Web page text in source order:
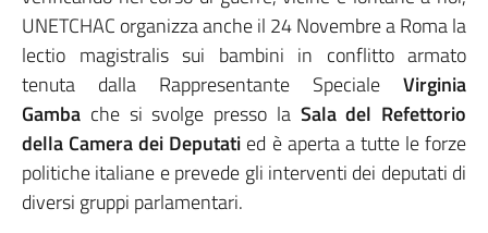
UNETCHAC organizza anche il 24 Novembre a Roma la
lectio magistralis sui bambini in conflitto armato
tenuta dalla Rappresentante Speciale Virginia
Gamba che si svolge presso la Sala del Refettorio
della Camera dei Deputati ed è aperta a tutte le forze
politiche italiane e prevede gli interventi dei deputati di
diversi gruppi parlamentari.